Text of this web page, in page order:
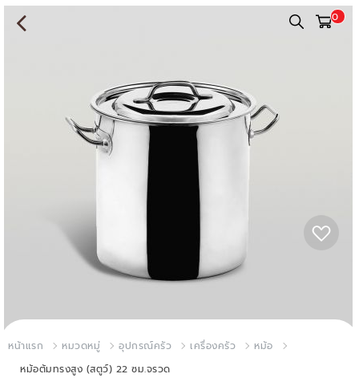
0
หน้าแรก หมวดหมู่ อุปกรณ์ครัว เครื่องครัว
หม้อ
หม้อต้มทรงสูง (สตูว์) 22 ซม.จรวด